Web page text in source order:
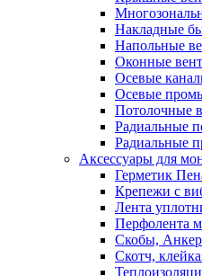
Накладные
Напольные
Оконные
Осевые
Осевые
Потолочные
Радиальные
Радиальные
Аксессуары для
Герметик
Крепежи с
Лента
Перфолента
Скобы,
Скотч,